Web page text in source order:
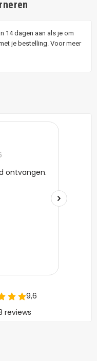
14 dagen aan als je om
je bestelling. Voor meer